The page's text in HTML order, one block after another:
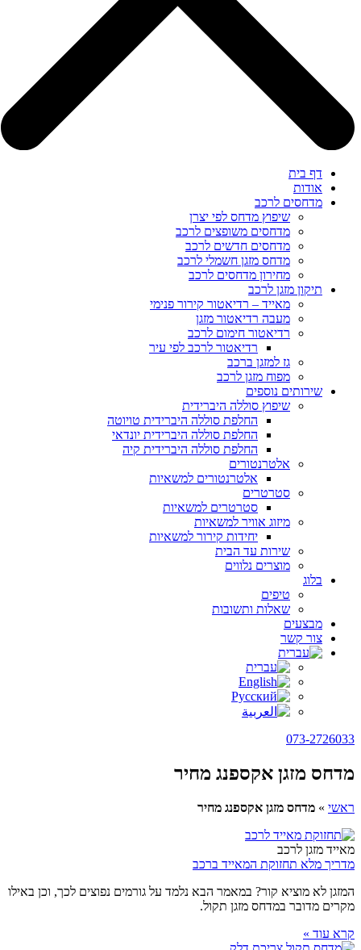
דף בית
אודות
מדחסים לרכב
שיפוץ מדחס לפי יצרן
מדחסים משופצים לרכב
מדחסים חדשים לרכב
מדחס מזגן חשמלי לרכב
מחירון מדחסים לרכב
תיקון מזגן לרכב
מאייד – רדיאטור קירור פנימי
מעבה רדיאטור מזגן
רדיאטור חימום לרכב
רדיאטור לרכב לפי עיר
גז למזגן ברכב
מפוח מזגן לרכב
שירותים נוספים
שיפוץ סוללה היברידית
החלפת סוללה היברידית טויוטה
החלפת סוללה היברידית יונדאי
החלפת סוללה היברידית קיה
אלטרנטורים
אלטרנטורים למשאיות
סטרטרים
סטרטרים למשאיות
מיזוג אוויר למשאיות
יחידות קירור למשאיות
שירות עד הבית
מוצרים נלווים
בלוג
טיפים
שאלות ותשובות
מבצעים
צור קשר
073-2726033
מדחס מזגן אקספנג מחיר
ראשי » מדחס מזגן אקספנג מחיר
מאייד מזגן לרכב
מדריך מלא תחזוקת המאייד ברכב
המזגן לא מוציא קור? במאמר הבא נלמד על גורמים נפוצים לכך, וכן באילו
מקרים מדובר במדחס מזגן תקול.
קרא עוד »